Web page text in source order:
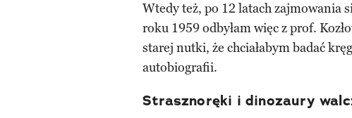
Wtedy też, po 12 latach zajmowania
roku 1959 odbyłam więc z prof.
starej nutki, że chciałabym badać
autobiografii.
Strasznoręki i dinozaury